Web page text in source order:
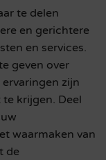
te delen
en gerichtere
en services.
geven over
zijn
krijgen. Deel
waarmaken van
de